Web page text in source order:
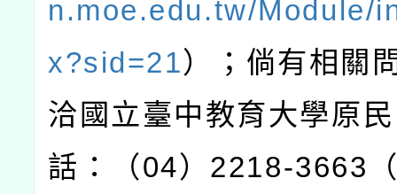
n.moe.edu.tw/Module/
x?sid=21）；倘有相關
洽國立臺中教育大學原
話：（04） 2218-3663